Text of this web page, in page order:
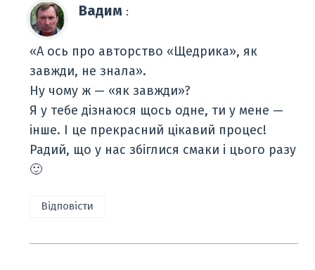
Вадим :
«А ось про авторство «Щедрика», як
завжди, не знала».
Ну чому ж — «як завжди»?
Я у тебе дізнаюся щось одне, ти у мене —
інше. І це прекрасний цікавий процес!
Радий, що у нас збіглися смаки і цього разу
🙂
Відповісти